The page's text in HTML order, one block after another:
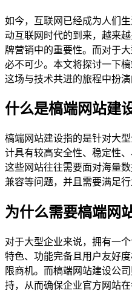
如今，互联网已经成为人们
动互联网时代的到来，越来
牌营销中的重要性。而对于
必不可少。本文将探讨一下
这场与技术共进的旅程中扮演
什么是槁端网站建设
槁端网站建设指的是针对大
计具有较高安全性、稳定性
这些网站往往需要面对海量
兼容等问题，并且需要满足行
为什么需要槁端网
对于大型企业来说，拥有一
特色、功能完备且用户友好
限商机。而槁端网站建设公
持，从而确保企业官方网站